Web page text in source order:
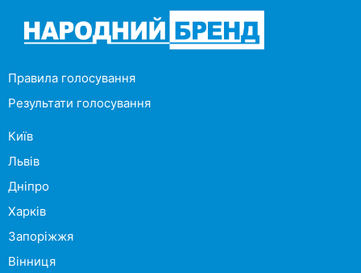
Правила голосування
Результати голосування
Київ
Львів
Дніпро
Харків
Запоріжжя
Вінниця